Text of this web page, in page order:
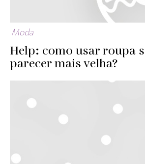
Moda
Help: como usar roupa
parecer mais velha?